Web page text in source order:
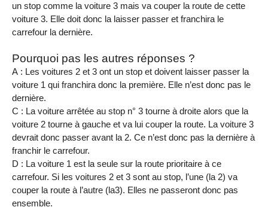
un stop comme la voiture 3 mais va couper la route de cette
voiture 3. Elle doit donc la laisser passer et franchira le
carrefour la dernière.
Pourquoi pas les autres réponses ?
A : Les voitures 2 et 3 ont un stop et doivent laisser passer la
voiture 1 qui franchira donc la première. Elle n’est donc pas le
dernière.
C : La voiture arrêtée au stop n° 3 tourne à droite alors que la
voiture 2 tourne à gauche et va lui couper la route. La voiture 3
devrait donc passer avant la 2. Ce n’est donc pas la dernière à
franchir le carrefour.
D : La voiture 1 est la seule sur la route prioritaire à ce
carrefour. Si les voitures 2 et 3 sont au stop, l’une (la 2) va
couper la route à l’autre (la3). Elles ne passeront donc pas
ensemble.